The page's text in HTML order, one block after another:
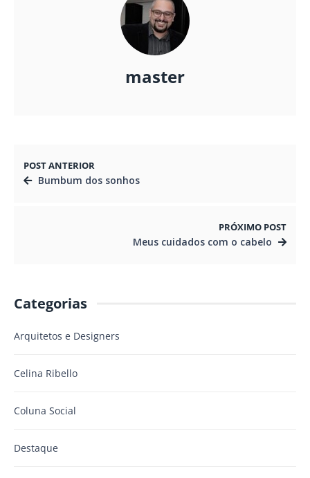
master
POST ANTERIOR
Bumbum dos sonhos
PRÓXIMO POST
Meus cuidados com o cabelo
Categorias
Arquitetos e Designers
Celina Ribello
Coluna Social
Destaque